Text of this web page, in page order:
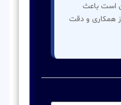
است باعث
همکاری و دقت